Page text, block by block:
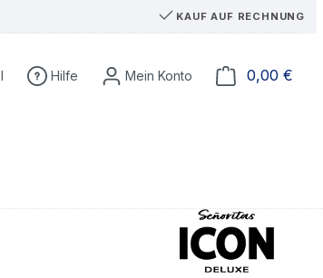
KAUF AUF RECHNUNG
auf dem Merkzettel
Hilfe 0,00 €